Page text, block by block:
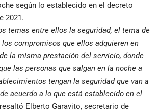
según lo establecido en el decreto
2021.
temas entre ellos la seguridad, el tema de
compromisos que ellos adquieren en
la misma prestación del servicio, donde
las personas que salgan en la noche a
tengan la seguridad que van a
acuerdo a lo que está establecido en el
Elberto Garavito, secretario de